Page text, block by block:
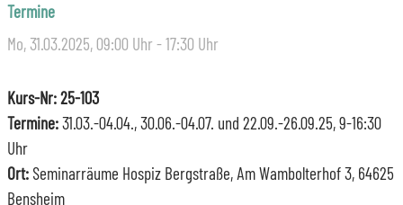
Termine
Mo, 31.03.2025, 09:00 Uhr - 17:30 Uhr
Kurs-Nr: 25-103
Termine:31.03.-04.04., 30.06.-04.07. und 22.09.-26.09.25, 9-16:30
Uhr
Ort: Seminarräume Hospiz Bergstraße, Am Wambolterhof 3, 64625
Bensheim